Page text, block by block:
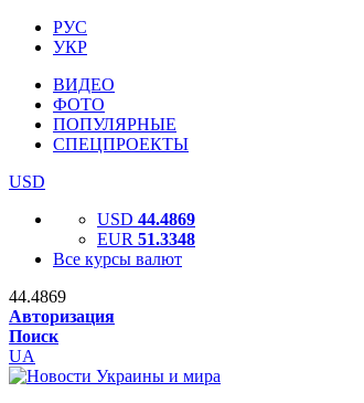
РУС
УКР
ВИДЕО
ФОТО
ПОПУЛЯРНЫЕ
СПЕЦПРОЕКТЫ
USD
USD 44.4869
EUR 51.3348
Все курсы валют
44.4869
Авторизация
Поиск
UA